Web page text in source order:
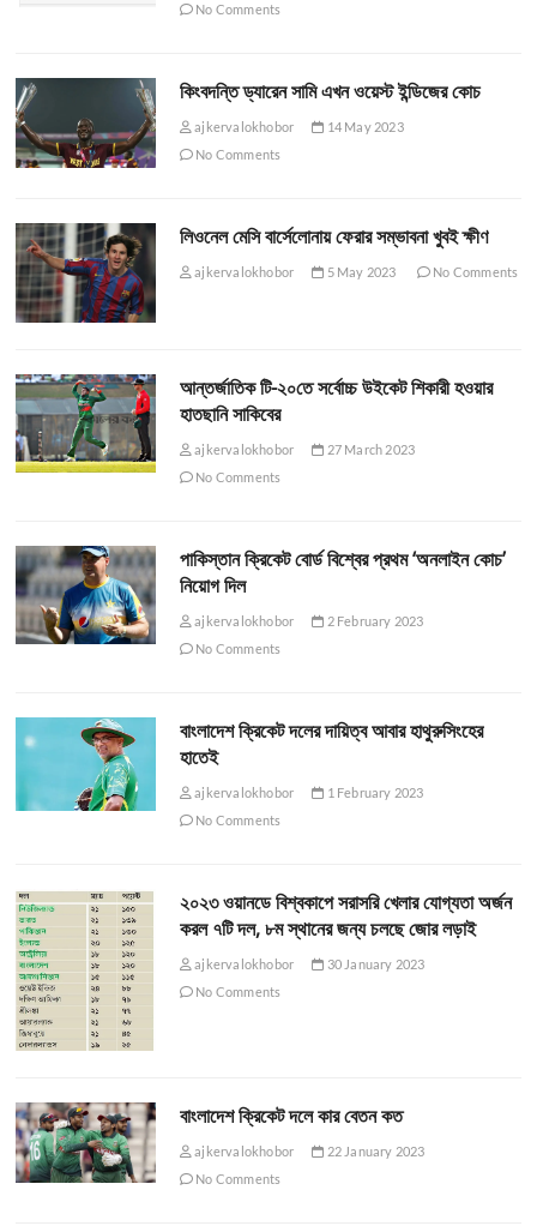
No Comments
কিংবদন্তি ড্যারেন সামি এখন ওয়েস্ট ইন্ডিজের কোচ
ajkervalokhobor
14 May 2023
No Comments
লিওনেল মেসি বার্সেলোনায় ফেরার সম্ভাবনা খুবই ক্ষীণ
ajkervalokhobor 5 May 2023 No Comments
আন্তর্জাতিক টি-২০তে সর্বোচ্চ উইকেট শিকারী হওয়ার
হাতছানি সাকিবের
ajkervalokhobor
27 March 2023
No Comments
পাকিস্তান ক্রিকেট বোর্ড বিশ্বের প্রথম ‘অনলাইন কোচ’
নিয়োগ দিল
ajkervalokhobor
2 February 2023
No Comments
বাংলাদেশ ক্রিকেট দলের দায়িত্ব আবার হাথুরুসিংহের
হাতেই
ajkervalokhobor
1 February 2023
No Comments
২০২৩ ওয়ানডে বিশ্বকাপে সরাসরি খেলার যোগ্যতা অর্জন
করল ৭টি দল, ৮ম স্থানের জন্য চলছে জোর লড়াই
ajkervalokhobor
30 January 2023
No Comments
বাংলাদেশ ক্রিকেট দলে কার বেতন কত
ajkervalokhobor
22 January 2023
No Comments